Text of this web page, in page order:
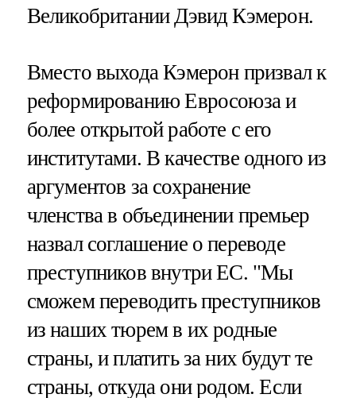
Великобритании Дэвид Кэмерон.
Вместо выхода Кэмерон призвал к
реформированию Евросоюза и
более открытой работе с его
институтами. В качестве одного из
аргументов за сохранение
членства в объединении премьер
назвал соглашение о переводе
преступников внутри ЕС. "Мы
сможем переводить преступников
из наших тюрем в их родные
страны, и платить за них будут те
страны, откуда они родом. Если